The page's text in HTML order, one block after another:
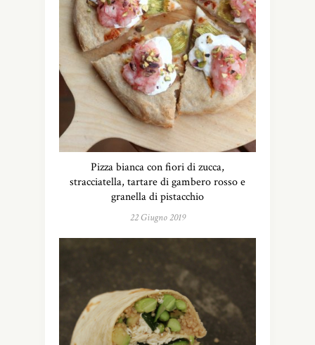
Pizza bianca con fiori di zucca,
stracciatella, tartare di gambero rosso e
granella di pistacchio
22 Giugno 2019